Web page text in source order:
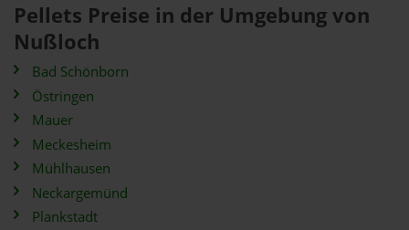
Pellets Preise in der Umgebung von
Nußloch
Bad Schönborn
Östringen
Mauer
Meckesheim
Mühlhausen
Neckargemünd
Plankstadt